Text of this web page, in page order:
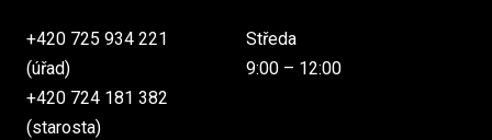
+420 725 934 221
(úřad)
+420 724 181 382
(starosta)
Středa
9:00 – 12:00